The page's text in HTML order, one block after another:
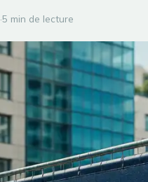
·5 min de lecture